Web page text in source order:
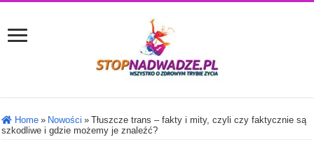
Home » Nowości » Tłuszcze trans – fakty i mity, czyli czy faktycznie są
szkodliwe i gdzie możemy je znaleźć?